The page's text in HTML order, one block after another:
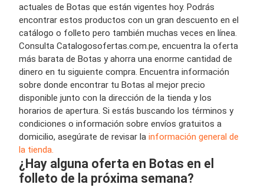
actuales de Botas que están vigentes hoy. Podrás
encontrar estos productos con un gran descuento en el
catálogo o folleto pero también muchas veces en línea.
Consulta Catalogosofertas.com.pe, encuentra la oferta
más barata de Botas y ahorra una enorme cantidad de
dinero en tu siguiente compra. Encuentra información
sobre donde encontrar tu Botas al mejor precio
disponible junto con la dirección de la tienda y los
horarios de apertura. Si estás buscando los términos y
condiciones o información sobre envíos gratuitos a
domicilio, asegúrate de revisar la información general de
la tienda.
¿Hay alguna oferta en Botas en el
folleto de la próxima semana?